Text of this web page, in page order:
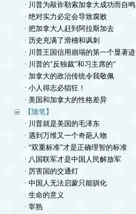
· 川普为敲诈勒索加拿大成功而自鸣
· 绝对实力必定会导致腐败
· 把加拿大人赶到阿拉斯加去
· 历史充满了滑稽和讽刺
· 川普王国信用崩塌的第一个显著迹
· 川普的"反独裁”和习主席的“
· 加拿大的政治传统令我敬佩
· 小人得志必猖狂！
· 美国和加拿大的性格差异
【随笔】
· 川普就是美国的毛泽东
· 遇到万维又一个奇葩人物
· “双重标准”才是正确理智的标准
· 八国联军才是中国人民解放军
· 厉害国的交通灯
· 中国人无法启蒙只能驯化
· 生命的意义
· 宰熟